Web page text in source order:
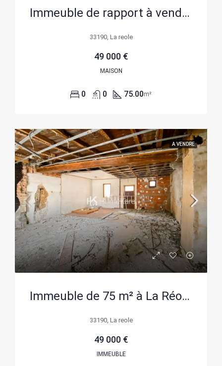
Immeuble de rapport à vendre à La Réole, calme et proche commodités
33190, La reole
49 000 €
MAISON
0 0 75.00m²
A VENDRE
Immeuble de 75 m² à La Réole, calme et à rénover
33190, La reole
49 000 €
IMMEUBLE